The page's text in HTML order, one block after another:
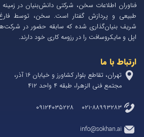
ارتباط با ما
تهران، تقاطع بلوار کشاورز و خیابان 1۶ آذر،
مجتمع فنی الزهرا، طبقه ۴ واحد ۴۱۲
۰۲۱-۸۸۹۹۳۲۸۳ ۰۹۱۲۴۰۳۵۲۲۸
info@sokhan.ai
فناوران اطلاعات سخن، شرکتی دانش‌بنیان در
طبیعی و پردازش گفتار است. سخن، توسط
شریف بنیان‌گذاری شده که سابقه حضور در
اپل و مایکروسافت را در رزومه کاری خود دارند.